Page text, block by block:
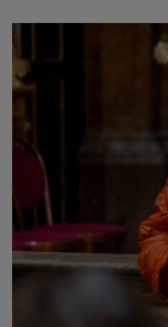
Heiliger